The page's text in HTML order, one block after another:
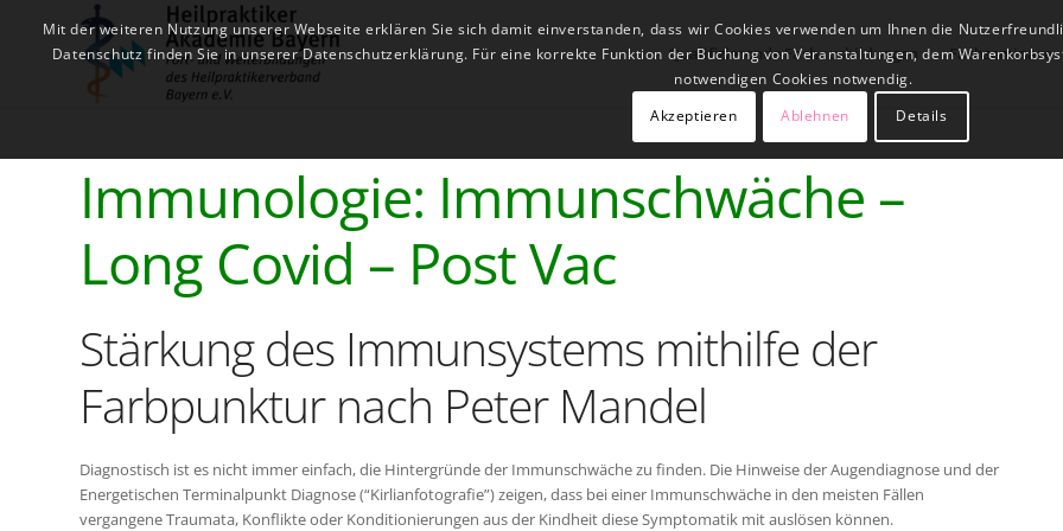
Qualifizierende Fachausbildungen Fachseminare
Immunologie: Immunschwäche –
Long Covid – Post Vac
Stärkung des Immunsystems mithilfe der
Farbpunktur nach Peter Mandel
Diagnostisch ist es nicht immer einfach, die Hintergründe der Immunschwäche zu finden. Die Hinweise der Augendiagnose und der
Energetischen Terminalpunkt Diagnose (“Kirlianfotografie”) zeigen, dass bei einer Immunschwäche in den meisten Fällen
vergangene Traumata, Konflikte oder Konditionierungen aus der Kindheit diese Symptomatik mit auslösen können.
Mit der weiteren Nutzung unserer Webseite erklären Sie sich damit einverstanden, dass wir Cookies verwenden um Ihnen die
Datenschutz finden Sie in unserer Datenschutzerklärung. Für eine korrekte Funktion der Buchung von Veranstaltungen, dem
notwendigen Cookies notwendig.
Akzeptieren
Ablehnen Details